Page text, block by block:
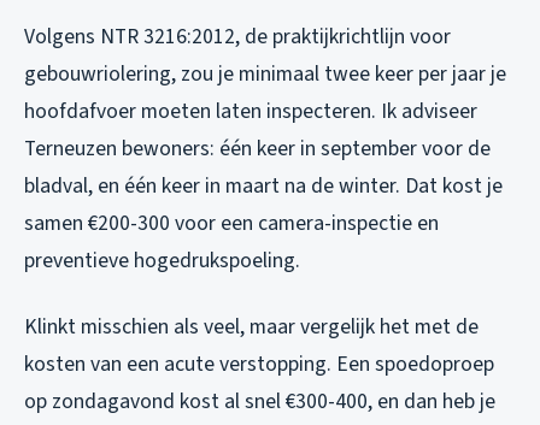
Volgens NTR 3216:2012, de praktijkrichtlijn voor
gebouwriolering, zou je minimaal twee keer per jaar je
hoofdafvoer moeten laten inspecteren. Ik adviseer
Terneuzen bewoners: één keer in september voor de
bladval, en één keer in maart na de winter. Dat kost je
samen €200-300 voor een camera-inspectie en
preventieve hogedrukspoeling.
Klinkt misschien als veel, maar vergelijk het met de
kosten van een acute verstopping. Een spoedoproep
op zondagavond kost al snel €300-400, en dan heb je